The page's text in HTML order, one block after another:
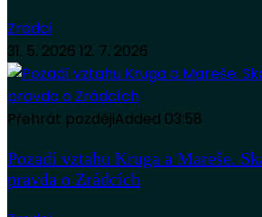
Zradci
31. 5. 2026 12. 7. 2026
Přehrát pozdějiAdded 03:58
Pozadí vztahu Kruga a Mareše.
pravda o Zrádcích